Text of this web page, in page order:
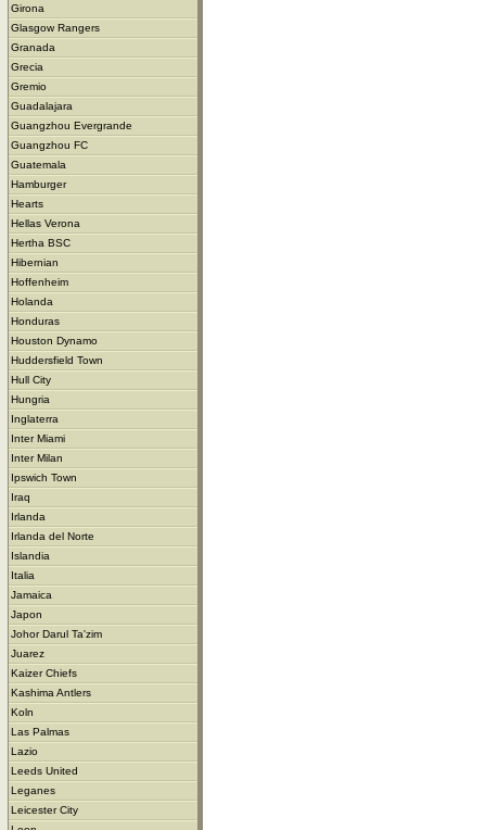
Girona
Glasgow Rangers
Granada
Grecia
Gremio
Guadalajara
Guangzhou Evergrande
Guangzhou FC
Guatemala
Hamburger
Hearts
Hellas Verona
Hertha BSC
Hibernian
Hoffenheim
Holanda
Honduras
Houston Dynamo
Huddersfield Town
Hull City
Hungria
Inglaterra
Inter Miami
Inter Milan
Ipswich Town
Iraq
Irlanda
Irlanda del Norte
Islandia
Italia
Jamaica
Japon
Johor Darul Ta'zim
Juarez
Kaizer Chiefs
Kashima Antlers
Koln
Las Palmas
Lazio
Leeds United
Leganes
Leicester City